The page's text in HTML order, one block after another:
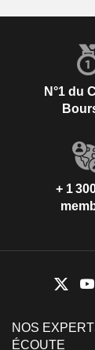
N°1 du
+ 1
NOS
ÉCOUTE